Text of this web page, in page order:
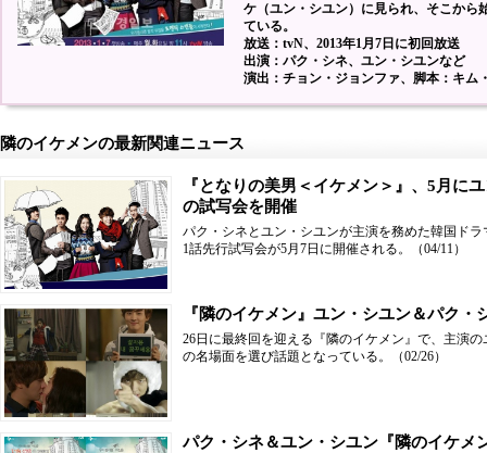
ケ（ユン・シユン）に見られ、そこから
ている。
放送：tvN、2013年1月7日に初回放送
出演：パク・シネ、ユン・シユンなど
演出：チョン・ジョンファ、脚本：キム
隣のイケメンの最新関連ニュース
『となりの美男＜イケメン＞』、5月に
の試写会を開催
パク・シネとユン・シユンが主演を務めた韓国ド
1話先行試写会が5月7日に開催される。
（04/11）
『隣のイケメン』ユン・シユン＆パク
26日に最終回を迎える『隣のイケメン』で、主演
の名場面を選び話題となっている。
（02/26）
パク・シネ＆ユン・シユン『隣のイケ